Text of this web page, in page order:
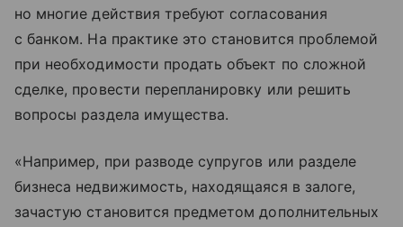
но многие действия требуют согласования
с банком. На практике это становится проблемой
при необходимости продать объект по сложной
сделке, провести перепланировку или решить
вопросы раздела имущества.
«Например, при разводе супругов или разделе
бизнеса недвижимость, находящаяся в залоге,
зачастую становится предметом дополнительных